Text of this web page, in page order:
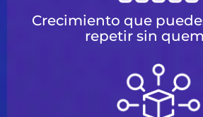
Crecimiento que
repetir sin